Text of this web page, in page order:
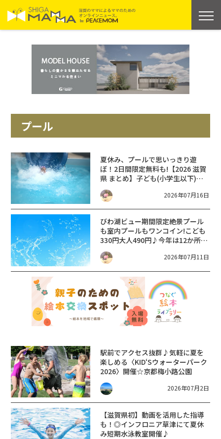
プール
夏休み、プールで思いっきり遊
ぼ！2日間限定無料も!【2026 滋賀
県 まとめ】子ども(小学生以下)ワ
ンコイン以内のプール 16選＋無料
開放イベント【2026年】2026年07月16日
びわ湖ビュー期間限定絶景プール
も室内プールもワンコイン!こども
330円大人490円♪今年は12か所が
オープン!【7/20～8/31】令和8年
度 大津市 夏期プールの一般公開
2026年07月11日
駅前でアクセス抜群♪気軽に夏を
楽しめる〈KID‘Sウォーターパーク
2026〉開催☆京都梅小路公園
2026年07月2日
【滋賀県初】動画を活用した指導
も！◎インフロニア草津にて夏休
み短期水泳教室開催♪